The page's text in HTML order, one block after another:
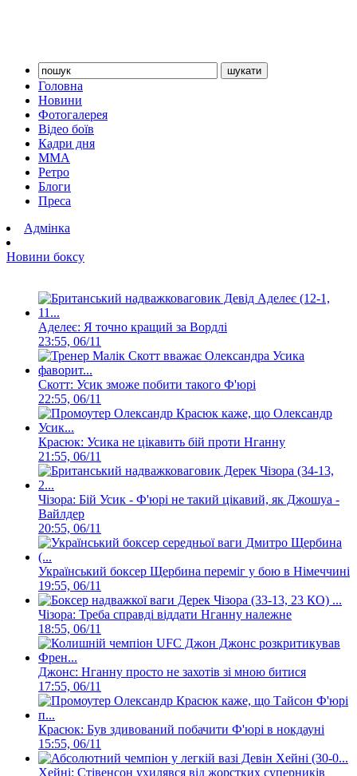
Головна
Новини
Фотогалерея
Відео боїв
Кадри дня
ММА
Ретро
Блоги
Преса
Адмінка
Новини боксу
Аделеє: Я точно кращий за Вордлі
23:55, 06/11
Скотт: Усик зможе побити такого Ф'юрі
22:55, 06/11
Красюк: Усика не цікавить бій проти Нганну
21:55, 06/11
Чізора: Бій Усик - Ф'юрі не такий цікавий, як Джошуа -
Вайлдер
20:55, 06/11
Український боксер Щербина переміг у бою в Німеччині
19:55, 06/11
Чізора: Треба справді віддати Нганну належне
18:55, 06/11
Джонс: Нганну просто не захотів зі мною битися
17:55, 06/11
Красюк: Був здивований побачити Ф'юрі в нокдауні
15:55, 06/11
Хейні: Стівенсон ухилявся від жорстких суперників